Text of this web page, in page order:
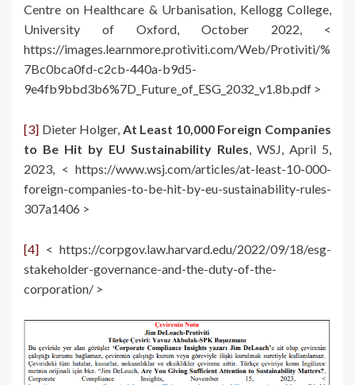
Centre on Healthcare & Urbanisation, Kellogg College,
University of Oxford, October 2022, <
https://images.learnmore.protiviti.com/Web/Protiviti/%
7Bc0bca0fd-c2cb-440a-b9d5-
9e4fb9bbd3b6%7D_Future_of_ESG_2032_v1.8b.pdf >
[3] Dieter Holger, At Least 10,000 Foreign Companies
to Be Hit by EU Sustainability Rules , WSJ, April 5,
2023, < https://www.wsj.com/articles/at-least-10-000-
foreign-companies-to-be-hit-by-eu-sustainability-rules-
307a1406 >
[4] < https://corpgov.law.harvard.edu/2022/09/18/esg-
stakeholder-governance-and-the-duty-of-the-
corporation/ >